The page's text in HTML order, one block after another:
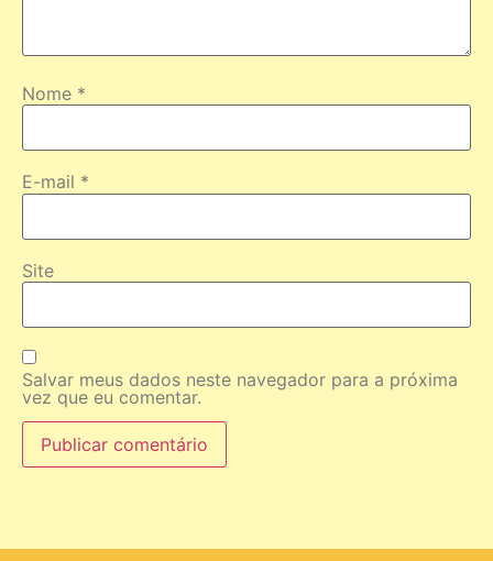
Nome *
E-mail *
Site
Salvar meus dados neste navegador para a próxima
vez que eu comentar.